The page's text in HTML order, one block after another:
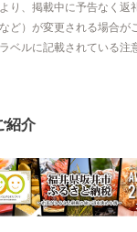
り、掲載中に予告なく返
ど）が変更される場合が
ベルに記載されている注
紹介